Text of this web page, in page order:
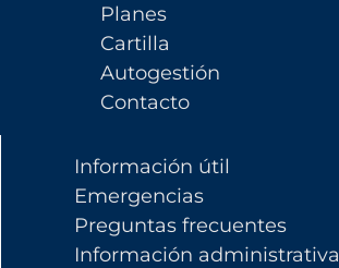
Planes
Cartilla
Autogestión
Contacto
Información útil
Emergencias
Preguntas frecuentes
Información administrativa